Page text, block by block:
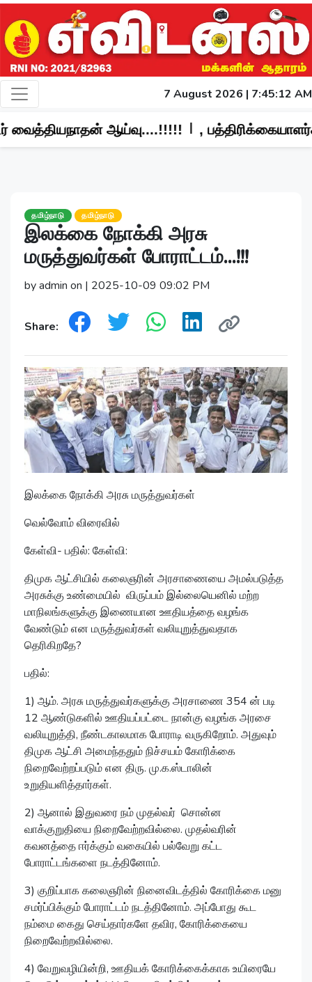
7 August 2026 | 7:45:13 AM
ஆய்வு....!!!!! | , பத்திரிக்கையாளர்கள் மீது
தமிழ்நாடு தமிழ்நாடு
இலக்கை நோக்கி அரசு
மருத்துவர்கள் போராட்டம்...!!!
by admin on | 2025-10-09 09:02 PM
Share:
இலக்கை நோக்கி அரசு மருத்துவர்கள்
வெல்வோம் விரைவில்
கேள்வி- பதில்: கேள்வி:
திமுக ஆட்சியில் கலைஞரின் அரசாணையை அமல்படுத்த
அரசுக்கு உண்மையில் விருப்பம் இல்லையெனில் மற்ற
மாநிலங்களுக்கு இணையான ஊதியத்தை வழங்க
வேண்டும் என மருத்துவர்கள் வலியுறுத்துவதாக
தெரிகிறதே?
பதில்:
1) ஆம். அரசு மருத்துவர்களுக்கு அரசாணை 354 ன் படி
12 ஆண்டுகளில் ஊதியப்பட்டை நான்கு வழங்க அரசை
வலியுறுத்தி, நீண்டகாலமாக போராடி வருகிறோம். அதுவும்
திமுக ஆட்சி அமைந்ததும் நிச்சயம் கோரிக்கை
நிறைவேற்றப்படும் என திரு. மு.க.ஸ்டாலின்
உறுதியளித்தார்கள்.
2) ஆனால் இதுவரை நம் முதல்வர் சொன்ன
வாக்குறுதியை நிறைவேற்றவில்லை. முதல்வரின்
கவனத்தை ஈர்க்கும் வகையில் பல்வேறு கட்ட
போராட்டங்களை நடத்தினோம்.
3) குறிப்பாக கலைஞரின் நினைவிடத்தில் கோரிக்கை மனு
சமர்ப்பிக்கும் போராட்டம் நடத்தினோம். அப்போது கூட
நம்மை கைது செய்தார்களே தவிர, கோரிக்கையை
நிறைவேற்றவில்லை.
4) வேறுவழியின்றி, ஊதியக் கோரிக்கைக்காக உயிரையே